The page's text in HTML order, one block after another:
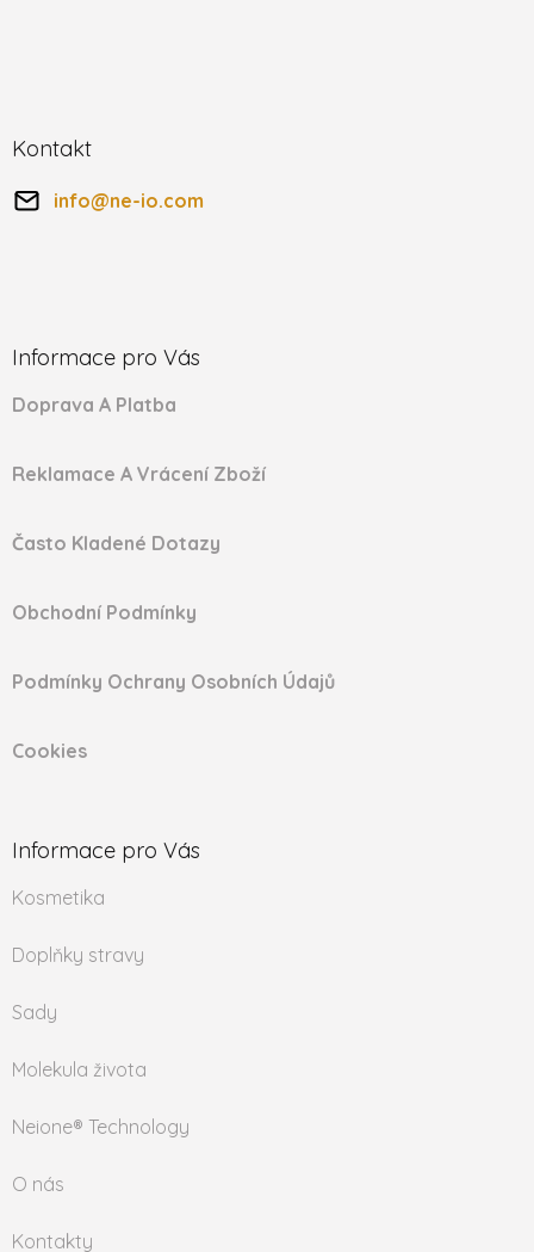
Kontakt
info@ne-io.com
Informace pro Vás
Kosmetika
Doplňky stravy
Sady
Molekula života
Neione® Technology
O nás
Kontakty
Informace pro Vás
Doprava A Platba
Reklamace A Vrácení Zboží
Často Kladené Dotazy
Obchodní Podmínky
Podmínky Ochrany Osobních Údajů
Cookies